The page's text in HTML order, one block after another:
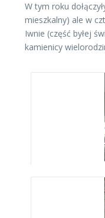
W tym roku
mieszkalny) ale w
Iwnie (część byłej
kamienicy